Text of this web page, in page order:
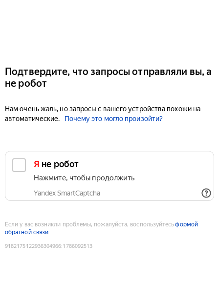
Подтвердите, что запросы отправляли вы, а
не робот
Нам очень жаль, но запросы с вашего устройства похожи на
автоматические.
Почему это могло произойти?
Я не робот
Нажмите, чтобы продолжить
Yandex SmartCaptcha
Если у вас возникли проблемы, пожалуйста, воспользуйтесьформой
обратной связи
9182175122936304966:1786092513